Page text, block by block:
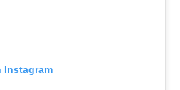
Instagram